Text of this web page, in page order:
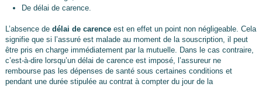
De délai de carence.
L’absence de délai de carenceest en effet un point non négligeable. Cela
signifie que si l’assuré est malade au moment de la souscription, il peut
être pris en charge immédiatement par la mutuelle. Dans le cas contraire,
c’est-à-dire lorsqu’un délai de carence est imposé, l’assureur ne
rembourse pas les dépenses de santé sous certaines conditions et
pendant une durée stipulée au contrat à compter du jour de la